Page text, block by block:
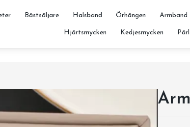
Bästsäljare Halsband Örhängen Armband
Hjärtsmycken Kedjesmycken